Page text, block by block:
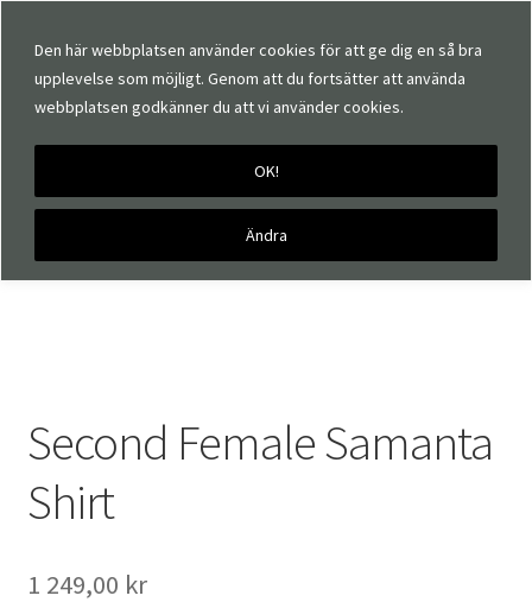
Den här webbplatsen använder cookies för att ge dig en så bra
upplevelse som möjligt. Genom att du fortsätter att använda
webbplatsen godkänner du att vi använder cookies.
Ändra
OK!
Second Female
Shirt
Second Female Samanta
Shirt
1 249,00 kr